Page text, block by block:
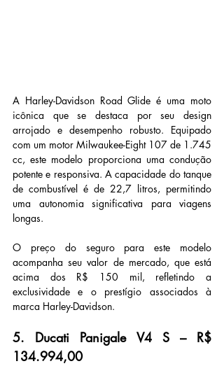
A Harley-Davidson Road Glide é uma moto
icônica que se destaca por seu design
arrojado e desempenho robusto. Equipado
com um motor Milwaukee-Eight 107 de 1.745
cc, este modelo proporciona uma condução
potente e responsiva. A capacidade do tanque
de combustível é de 22,7 litros, permitindo
uma autonomia significativa para viagens
longas.
O preço do seguro para este modelo
acompanha seu valor de mercado, que está
acima dos R$ 150 mil, refletindo a
exclusividade e o prestígio associados à
marca Harley-Davidson.
5. Ducati Panigale V4 S – R$
134.994,00